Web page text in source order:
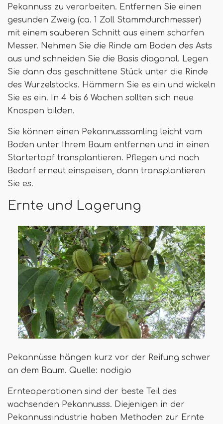
Pekannuss zu verarbeiten. Entfernen Sie einen
gesunden Zweig (ca. 1 Zoll Stammdurchmesser)
mit einem sauberen Schnitt aus einem scharfen
Messer. Nehmen Sie die Rinde am Boden des Asts
aus und schneiden Sie die Basis diagonal. Legen
Sie dann das geschnittene Stück unter die Rinde
des Wurzelstocks. Hämmern Sie es ein und wickeln
Sie es ein. In 4 bis 6 Wochen sollten sich neue
Knospen bilden.
Sie können einen Pekannusssamling leicht vom
Boden unter Ihrem Baum entfernen und in einen
Startertopf transplantieren. Pflegen und nach
Bedarf erneut einspeisen, dann transplantieren
Sie es.
Ernte und Lagerung
Pekannüsse hängen kurz vor der Reifung schwer
an dem Baum. Quelle: nodigio
Ernteoperationen sind der beste Teil des
wachsenden Pekannusss. Diejenigen in der
Pekannussindustrie haben Methoden zur Ernte